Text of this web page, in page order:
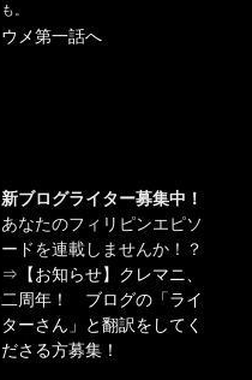
も。
ウメ第一話へ
新ブログライター募集中！
あなたのフィリピンエピソ
ードを連載しませんか！？
⇒ 【お知らせ】クレマニ、
二周年！ ブログの「ライ
ターさん」と翻訳をしてく
ださる方募集！